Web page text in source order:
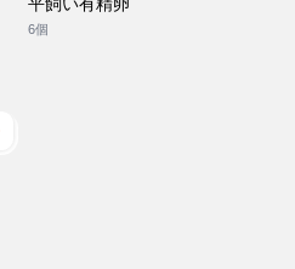
6個